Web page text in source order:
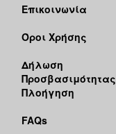
Επικοινωνία
Όροι Χρήσης
Δήλωση
Προσβασιμότητας
Πλοήγηση
FAQs